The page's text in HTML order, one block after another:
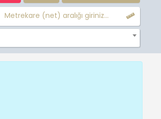
Metrekare (net) aralığı giriniz...